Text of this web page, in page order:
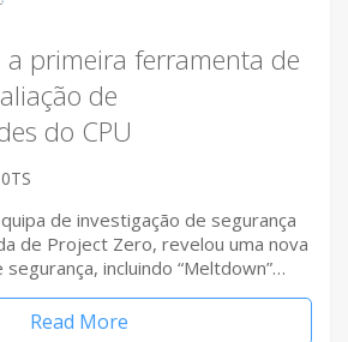
primeira ferramenta de
de
do CPU
de investigação de segurança
de Project Zero, revelou uma nova
incluindo “Meltdown”…
Read More